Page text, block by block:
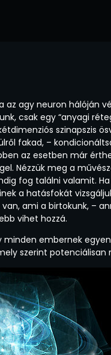
agy neuron hálóján
csak egy “anyagi
szinapszis
fakad, –
az esetben már
Nézzük meg a
fog találni valamit.
a hatásfokát
ami a birtokunk, –
vihet hozzá.
embernek
szerint potenciálisan